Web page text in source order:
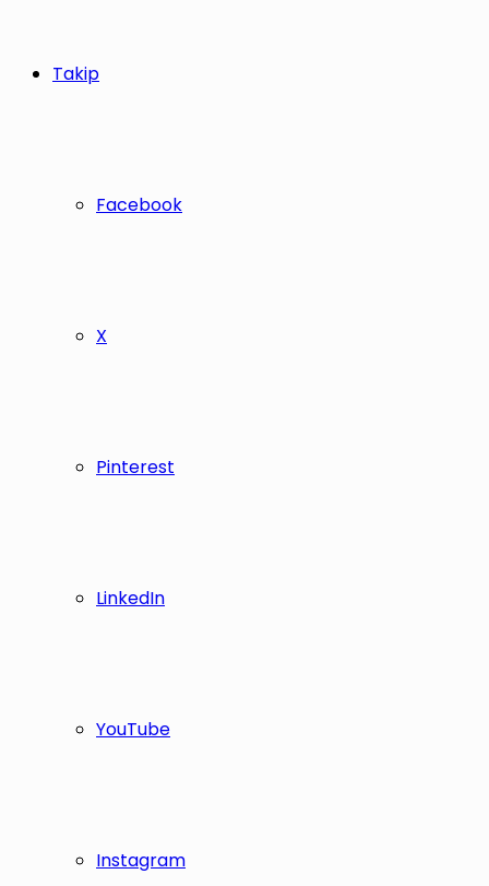
Takip
Facebook
X
Pinterest
LinkedIn
YouTube
Instagram